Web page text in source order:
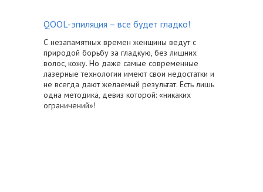
QOOL-эпиляция – все будет гладко!
С незапамятных времен женщины ведут с
природой борьбу за гладкую, без лишних
волос, кожу. Но даже самые современные
лазерные технологии имеют свои недостатки и
не всегда дают желаемый результат. Есть лишь
одна методика, девиз которой: «никаких
ограничений»!